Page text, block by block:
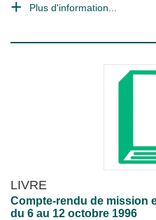
Plus d'information...
LIVRE
Compte-rendu de mission
du 6 au 12 octobre 1996